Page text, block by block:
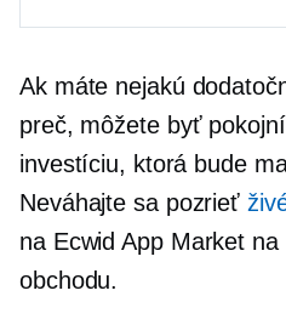
Ak máte nejakú
preč, môžete byť
investíciu, ktorá bude
Neváhajte sa pozrieť
na Ecwid App Market
obchodu.